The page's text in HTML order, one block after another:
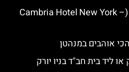
מלון קאמבריה ניו יורק (Cambria Hotel New York –
אוהבים במנהטן
או ליד בית חב"ד בניו יורק